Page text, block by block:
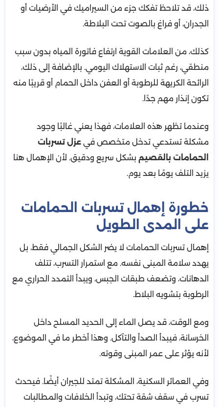
ذلك، قد تلاحظ تفكك جزء من السيراميك في الأرضيات أو
الجدران، أو فراغ بالصوت تحت البلاطة.
كذلك، من العلامات القوية ارتفاع فاتورة المياه بدون سبب
منطقي، رغم ثبات الاستهلاك اليومي. بالإضافة إلى ذلك،
الرائحة الكريهة للرطوبة أو العفن داخل الحمام أو قريبًا منه
تكون إنذار مهم جدًا.
وعندما تظهر هذه العلامات، فهذا يعني غالبًا وجود
مشكلة تستدعي تدخل متخصص في عزل تسربات
الحمامات بالقصيم بشكل سريع ودقيق. لأن الإهمال هنا
يزيد التلف يومًا بعد يوم.
خطورة إهمال تسربات الحمامات
على المدى الطويل
إهمال تسربات الحمامات لا يضر الشكل الجمالي فقط، بل
يهدد سلامة المبنى نفسه. مع استمرار التسرب، تتلف
الدهانات، وتضعف طبقات الجبس، ويبدأ التمدد الحراري مع
الرطوبة بتشويه البلاط.
ومع الوقت، قد يصل الماء إلى الحديد المسلح داخل
الخرسانة، فيبدأ الصدأ والتآكل. وهذا أخطر ما في الموضوع،
لأنه يؤثر على عمر المبنى وقوته.
وفي العمائر السكنية، المشكلة تمتد للجيران أيضًا. فيحدث
تسرب في سقف شقة تحتك، وتبدأ الخلافات والمطالبات